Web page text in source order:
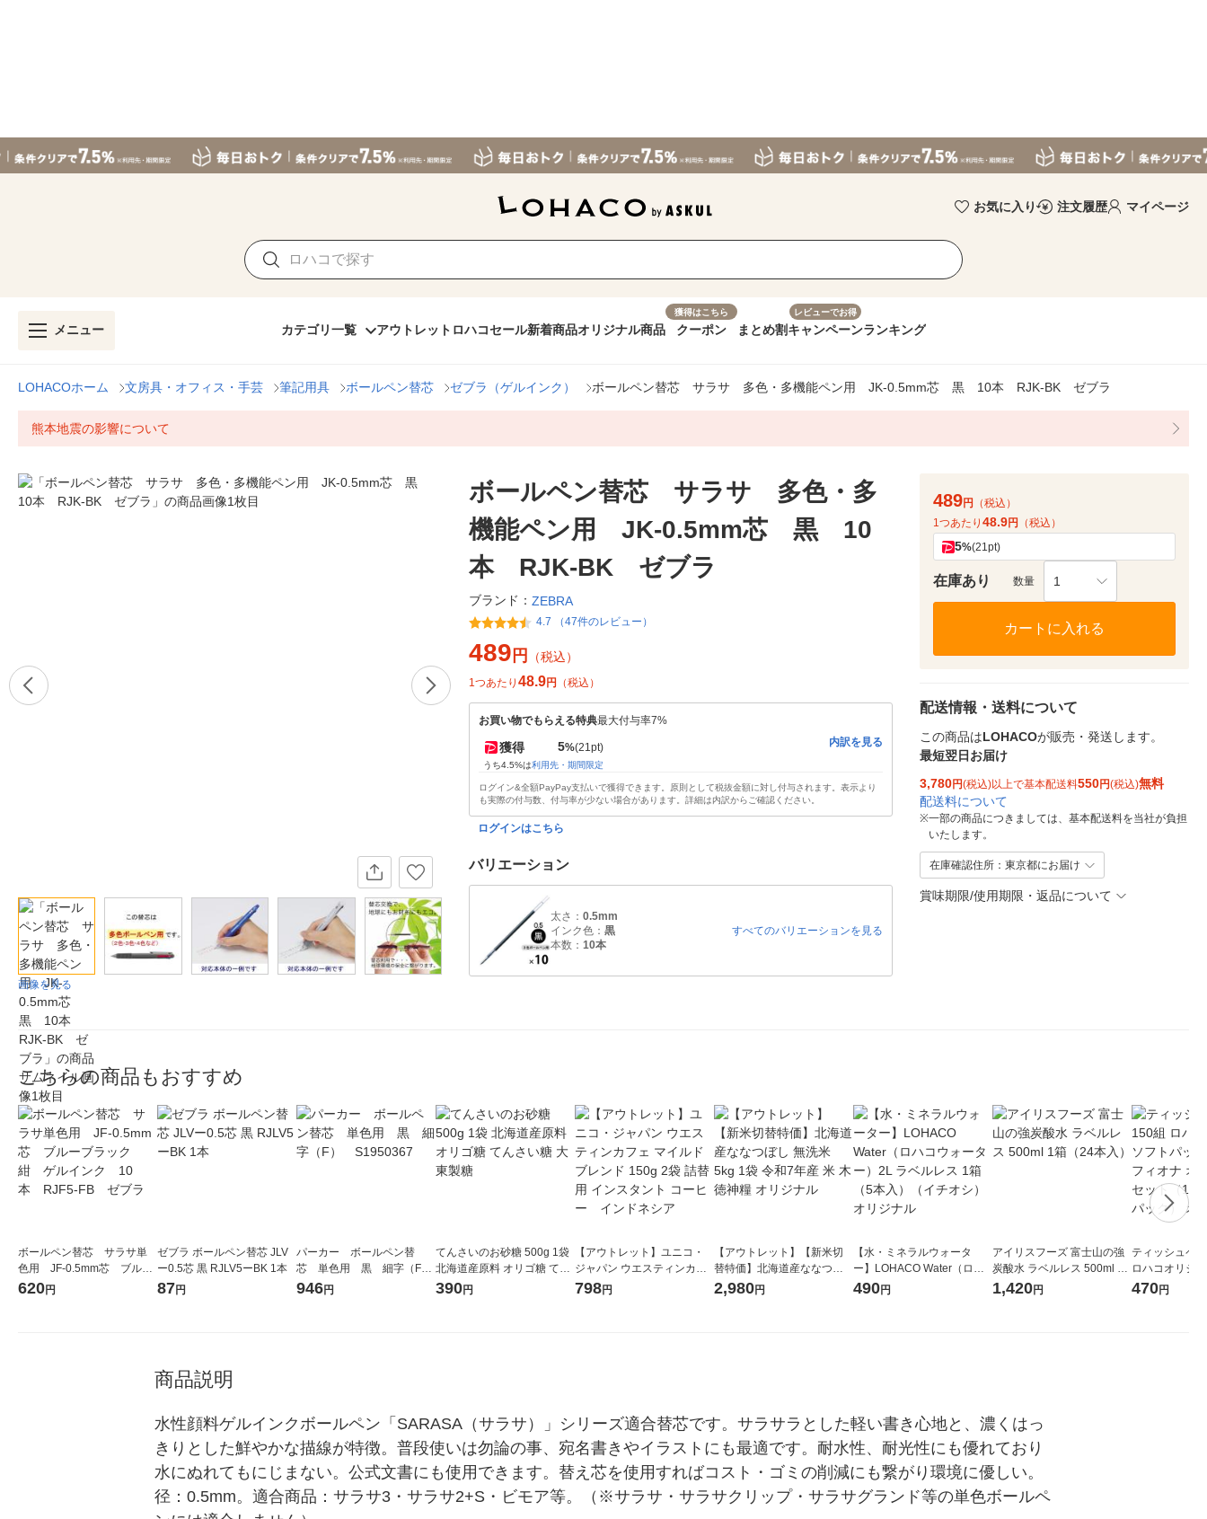
お気に入り 注文履歴 マイページ
メニュー カテゴリ一覧 アウトレット ロハコセール新着商品オリジナル商品
獲得はこちら
クーポン まとめ割
レビューでお得
キャンペーンランキング
LOHACOホーム 文房具・オフィス・手芸 筆記用具 ボールペン替芯 ゼブラ（ゲルインク） ボールペン替芯 サラサ 多色・多機能ペン用 JK-0.5mm芯 黒 10本 RJK-BK ゼブラ
熊本地震の影響について
画像を見る
ボールペン替芯 サラサ 多色・多
機能ペン用 JK-0.5mm芯 黒 10
本 RJK-BK ゼブラ
ブランド： ZEBRA
4.7 （47件のレビュー）
489 円 （税込）
1つあたり 48.9円 （税込）
お買い物でもらえる特典最大付与率7%
獲得 5%(21pt)
うち4.5%は利用先・期間限定
内訳を見る
ログイン&全額PayPay支払いで獲得できます。原則として税抜金額に対し付与されます。表示より
も実際の付与数、付与率が少ない場合があります。詳細は内訳からご確認ください。
ログインはこちら
バリエーション
太さ： 0.5mm
インク色： 黒
本数： 10本
すべてのバリエーションを見る
489円
（税込）
1つあたり 48.9円 （税込）
5%(21pt)
在庫あり 数量 1
カートに入れる
配送情報・送料について
この商品はLOHACOが販売・発送します。
最短翌日お届け
3,780円(税込)以上で基本配送料550円(税込)無料
配送料について
※一部の商品につきましては、基本配送料を当社が負担
いたします。
在庫確認住所：東京都にお届け
賞味期限/使用期限・返品について
こちらの商品もおすすめ
ボールペン替芯 サラサ単
色用 JF-0.5mm芯 ブルー
ブラック 紺 ゲルイン
620円
ゼブラ ボールペン替芯 JLV
ー0.5芯 黒 RJLV5ーBK 1本
87円
パーカー ボールペン替
芯 単色用 黒 細字（F）
S1950367
946円
てんさいのお砂糖 500g 1袋
北海道産原料 オリゴ糖 てん
さい糖 大東製糖
390円
【アウトレット】ユニコ・
ジャパン ウエスティンカフ
ェ マイルドブレンド 150g 2
798円
【アウトレット】【新米切
替特価】北海道産ななつぼ
し 無洗米 5kg 1袋 令和7年産
2,980円
【水・ミネラルウォータ
ー】LOHACO Water（ロハ
コウォーター）2L ラベルレ
490円
アイリスフーズ 富士山の強
炭酸水 ラベルレス 500ml 1
箱（24本入）
1,420円
ティッシュペ
ロハコオリジ
ックティッシ
470円
商品説明
水性顔料ゲルインクボールペン「SARASA（サラサ）」シリーズ適合替芯です。サラサラとした軽い書き心地と、濃くはっ
きりとした鮮やかな描線が特徴。普段使いは勿論の事、宛名書きやイラストにも最適です。耐水性、耐光性にも優れており
水にぬれてもにじまない。公式文書にも使用できます。替え芯を使用すればコスト・ゴミの削減にも繋がり環境に優しい。
径：0.5mm。適合商品：サラサ3・サラサ2+S・ビモア等。（※サラサ・サラサクリップ・サラサグランド等の単色ボールペ